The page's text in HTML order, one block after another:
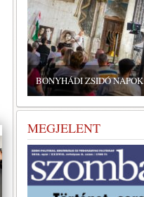
BONYHÁDI ZSIDÓ NAPOK
MEGJELENT